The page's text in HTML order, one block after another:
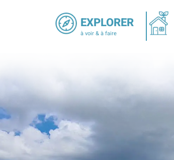
EXPLORER
à voir & à faire